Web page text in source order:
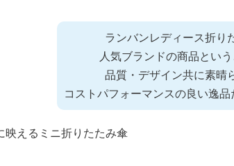
ランバンレディース折り
人気ブランドの商品という
品質・デザイン共に素晴
コストパフォーマンスの良い逸品
映えるミニ折りたたみ傘